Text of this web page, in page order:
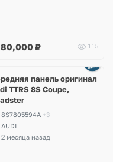
80,000 ₽ 115
панель оригинал
TTRS 8S Coupe,
8S7805594A +3
AUDI
2 месяца назад